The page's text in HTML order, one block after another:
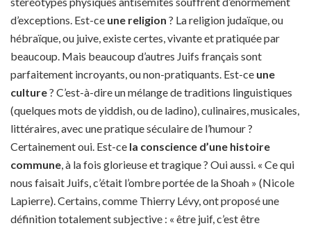
d’exceptions. Est-ce une religion ? La religion judaïque, ou
hébraïque, ou juive, existe certes, vivante et pratiquée par
beaucoup. Mais beaucoup d’autres Juifs français sont
parfaitement incroyants, ou non-pratiquants. Est-ce une
culture? C’est-à-dire un mélange de traditions linguistiques
(quelques mots de yiddish, ou de ladino), culinaires, musicales,
littéraires, avec une pratique séculaire de l’humour ?
Certainement oui. Est-ce la conscience d’une histoire
commune, à la fois glorieuse et tragique ? Oui aussi. « Ce qui
nous faisait Juifs, c’était l’ombre portée de la Shoah » (Nicole
Lapierre). Certains, comme Thierry Lévy, ont proposé une
définition totalement subjective : « être juif, c’est être